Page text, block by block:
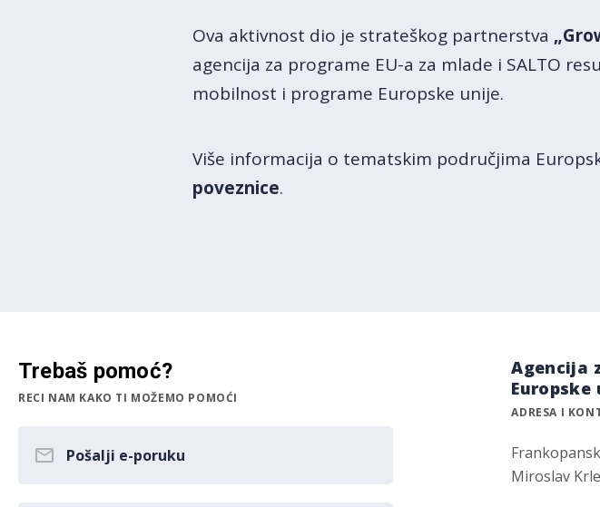
Ova aktivnost dio je strateškog partnerstva
agencija za programe EU-a za mlade i SALTO
mobilnost i programe Europske unije.
Više informacija o tematskim područjima
poveznice.
Trebaš pomoć?
RECI NAM KAKO TI MOŽEMO POMOĆI
Pošalji e-poruku
Agencija
Europske
ADRESA I
Miroslav